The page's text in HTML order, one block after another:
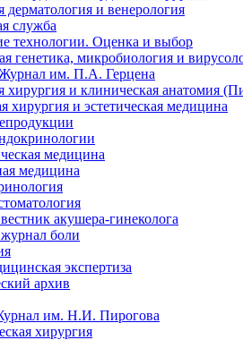
дерматология и венерология
служба
технологии. Оценка и выбор
генетика, микробиология и
им. П.А. Герцена
хирургия и клиническая анатомия
хирургия и эстетическая медицина
медицина
медицина
акушера-гинеколога
боли
экспертиза
архив
им. Н.И. Пирогова
хирургия